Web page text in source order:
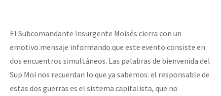
El Subcomandante Insurgente Moisés cierra con un
emotivo mensaje informando que este evento consiste en
dos encuentros simultáneos. Las palabras de bienvenida del
Sup Moi nos recuerdan lo que ya sabemos: el responsable de
estas dos guerras es el sistema capitalista, que no